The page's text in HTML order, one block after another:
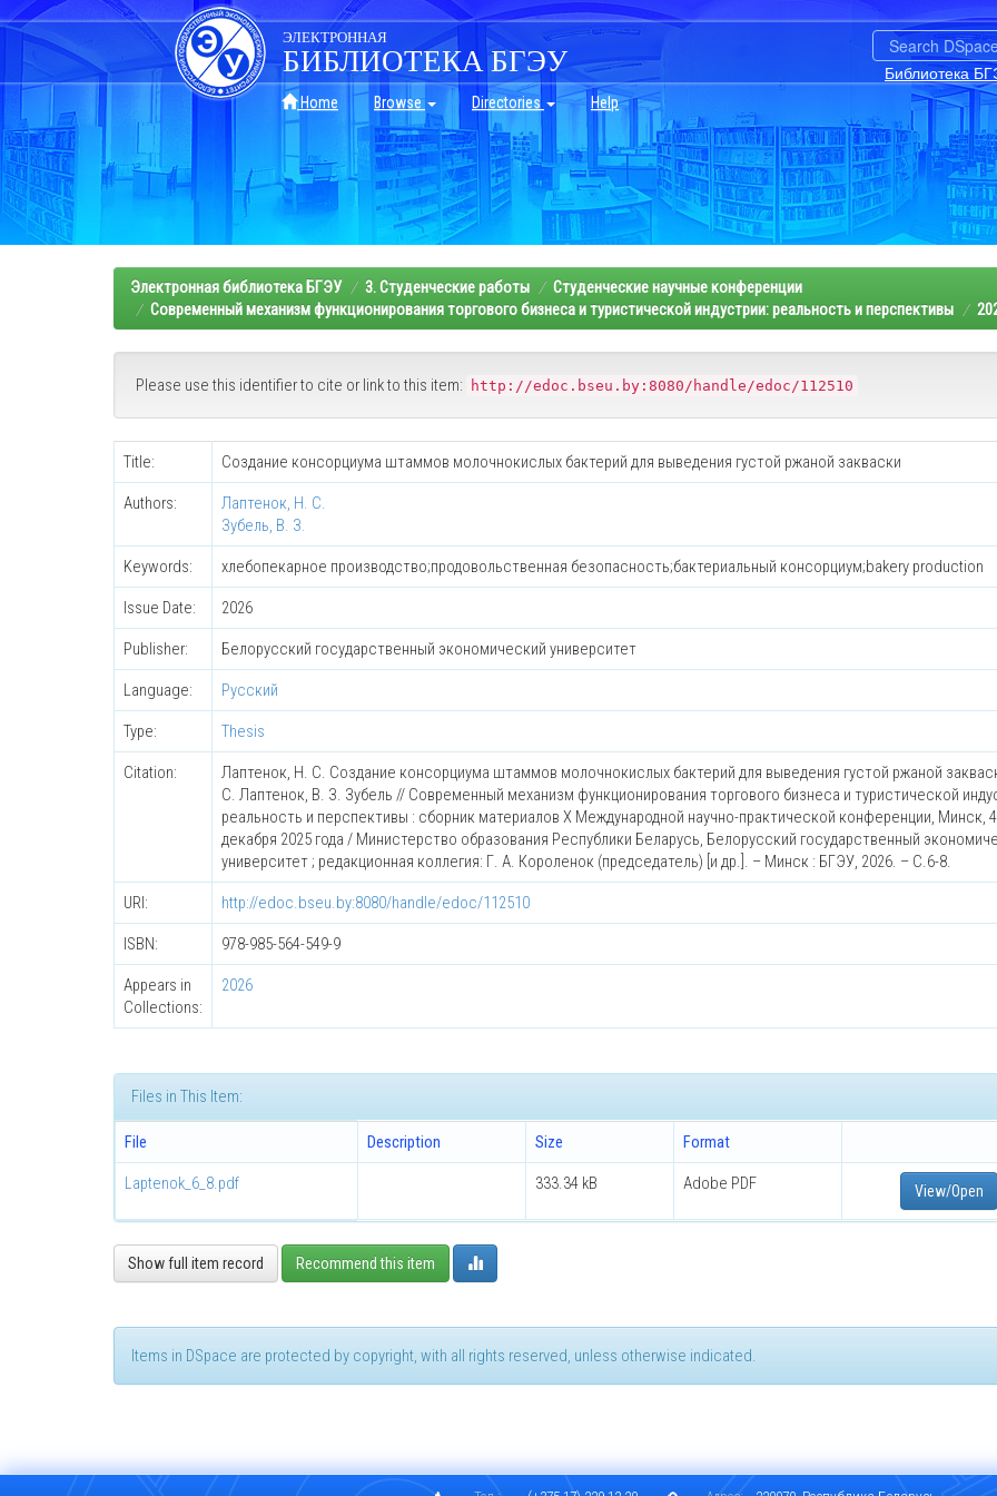
Skip
navigation
Библиотека
ЭЛЕКТРОННАЯ
БИБЛИОТЕКА БГЭУ
Home Browse Directories Help
Электронная библиотека БГЭУ 3. Студенческие работы
Студенческие научные конференции
Современный механизм функционирования торгового бизнеса и туристической индустрии: реальность и перспективы
Please use this identifier to cite or link to this item: http://edoc.bseu.by:8080/handle/edoc/112510
Title: Создание консорциума штаммов молочнокислых бактерий для выведения густой ржаной закваски
Authors:
Лаптенок, Н. С.
Зубель, В. З.
Keywords: хлебопекарное производство;продовольственная безопасность;бактериальный консорциум;bakery production
Issue Date: 2026
Publisher: Белорусский государственный экономический университет
Language: Русский
Type: Thesis
Citation:
Лаптенок, Н. С. Создание консорциума штаммов молочнокислых бактерий для выведения густой ржаной
С. Лаптенок, В. З. Зубель // Современный механизм функционирования торгового бизнеса и туристической
реальность и перспективы : сборник материалов X Международной научно-практической конференции, Минск,
декабря 2025 года / Министерство образования Республики Беларусь, Белорусский государственный
университет ; редакционная коллегия: Г. А. Короленок (председатель) [и др.]. – Минск : БГЭУ, 2026. – С.6-8.
URI: http://edoc.bseu.by:8080/handle/edoc/112510
ISBN: 978-985-564-549-9
Appears in
Collections:
2026
Files in This Item:
File Description Size Format
Laptenok_6_8.pdf 333.34 kB Adobe PDF View/Open
Show full item record Recommend this item
Items in DSpace are protected by copyright, with all rights reserved, unless otherwise indicated.